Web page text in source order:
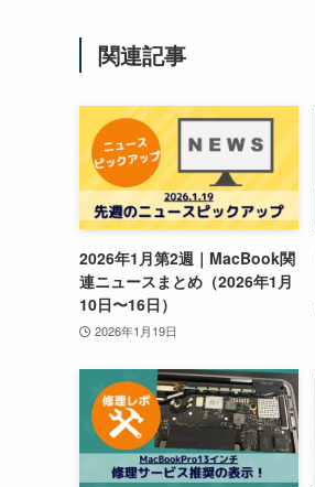
関連記事
2026年1月第2週｜MacBook関
連ニュースまとめ（2026年1月
10日〜16日）
2026年1月19日